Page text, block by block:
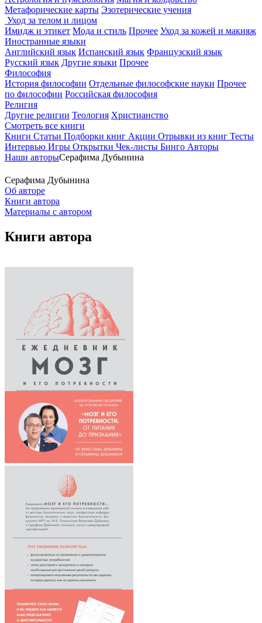
Метафорические карты Эзотерические учения
Уход за телом и лицом
Имидж и этикет Мода и стиль Прочее Уход за кожей и макияж
Иностранные языки
Английский язык Испанский язык Французский язык
Русский язык Другие языки Прочее
Философия
История философии Отдельные философские науки Прочее
по философии Российская философия
Религия
Другие религии Теология Христианство
Смотреть все книги
Книги Статьи Подборки книг Акции Отрывки из книг Тесты
Интервью Игры Открытки Чек-листы Бинго Авторы
Наши авторыСерафима Дубынина
Серафима Дубынина
Об авторе
Книги автора
Материалы с автором
Книги автора